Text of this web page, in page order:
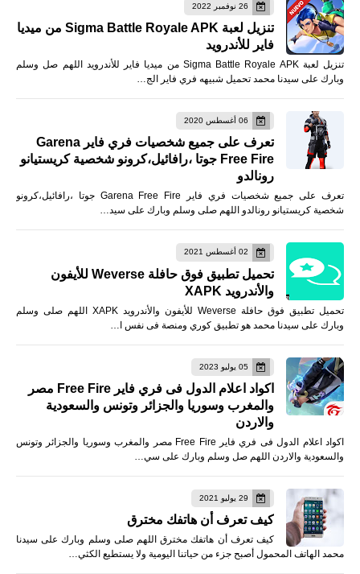
26 نوفمبر 2022
تنزيل لعبة Sigma Battle Royale APK من ميديا
فاير للأندرويد
تنزيل لعبة Sigma Battle Royale APK من ميديا فاير للأندرويد اللهم صل وسلم
وبارك على سيدنا محمد تحميل شبيهه فري فاير الج…
06 أغسطس 2020
تعرف على جميع شخصيات فري فاير Garena
Free Fire جوتا ،رافائيل،كرونو شخصية كريستيانو
رونالدو
تعرف على جميع شخصيات فري فاير Garena Free Fire جوتا ،رافائيل،كرونو
شخصية كريستيانو رونالدو اللهم صلى وسلم وبارك على سيد…
02 أغسطس 2021
تحميل تطبيق فوق حافلة Weverse للأيفون
والأندرويد XAPK
تحميل تطبيق فوق حافلة Weverse للأيفون والأندرويد XAPK اللهم صلى وسلم
وبارك على سيدنا محمد هو تطبيق كوري ومنصة فى نفس ا…
05 يوليو 2023
اكواد اعلام الدول فى فري فاير Free Fire مصر
والمغرب وسوريا والجزائر وتونس والسعودية
والاردن
اكواد اعلام الدول فى فري فاير Free Fire مصر والمغرب وسوريا والجزائر وتونس
والسعودية والاردن اللهم صل وسلم وبارك على سي…
29 يوليو 2021
كيف تعرف أن هاتفك مخترق
كيف تعرف أن هاتفك مخترق اللهم صلى وسلم وبارك على سيدنا
محمد الهاتف المحمول أصبح جزء من حياتنا اليومية ولا يستطيع الكثي…